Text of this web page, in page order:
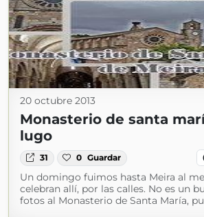
20 octubre 2013
Monasterio de santa
lugo
31 0 Guardar
Un domingo fuimos hasta Meira al
celebran allí, por las calles. No es un
fotos al Monasterio de Santa María,